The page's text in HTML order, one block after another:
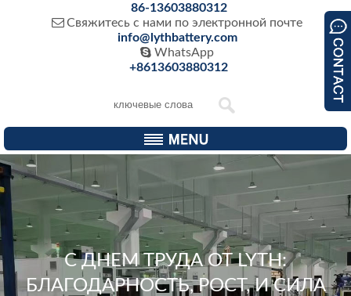
86-13603880312
 Свяжитесь с нами по электронной почте
info@lythbattery.com
 WhatsApp
+8613603880312
С ДНЕМ ТРУДА ОТ LYTH:
БЛАГОДАРНОСТЬ, РОСТ, И СИЛА